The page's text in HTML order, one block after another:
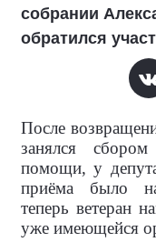
собрании
обратился
После
занялся
помощи, у
приёма было
теперь ветеран
уже имеющейся